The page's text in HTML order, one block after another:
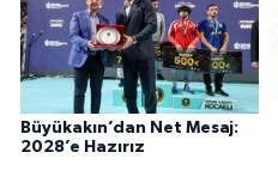
Büyükakın’dan Net Mesaj:
2028’e Hazırız